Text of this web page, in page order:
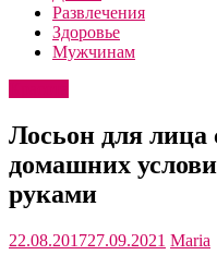
Развлечения
Здоровье
Мужчинам
Лосьон для лица
домашних
руками
22.08.201727.09.2021 Maria